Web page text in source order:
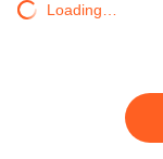
Loading…